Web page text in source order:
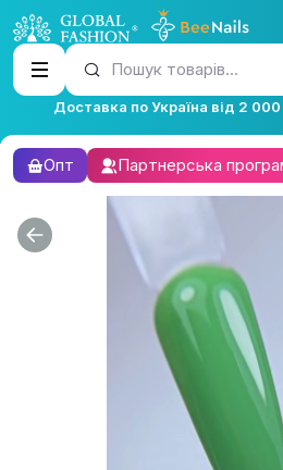
Пошук товарів...
Доставка по Україна від 2
Опт Партнерська